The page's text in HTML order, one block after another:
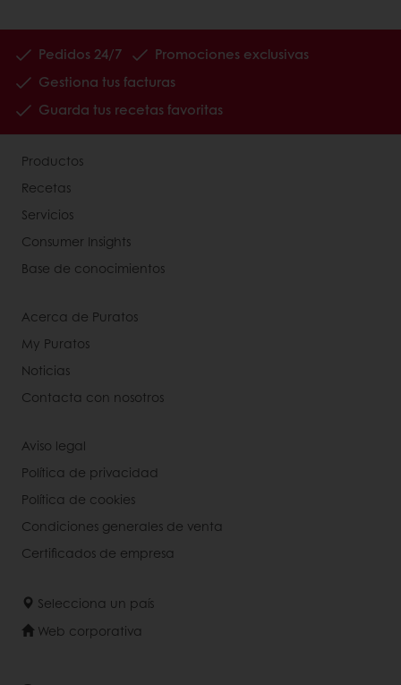
Pedidos 24/7
Promociones exclusivas
Gestiona tus facturas
Guarda tus recetas favoritas
Productos
Recetas
Servicios
Consumer Insights
Base de conocimientos
Acerca de Puratos
My Puratos
Noticias
Contacta con nosotros
Aviso legal
Política de privacidad
Política de cookies
Condiciones generales de venta
Certificados de empresa
Selecciona un país
Web corporativa